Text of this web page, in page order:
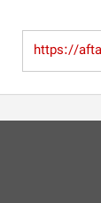
https://